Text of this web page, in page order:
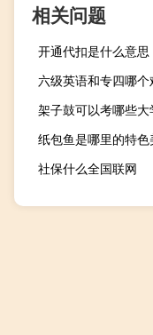
相关问题
开通代扣是什么意思
六级英语和专四哪个
架子鼓可以考哪些大
纸包鱼是哪里的特色
社保什么全国联网